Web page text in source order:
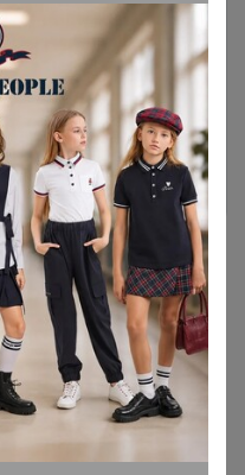
вопрос
на сайте
минуты
Реклама